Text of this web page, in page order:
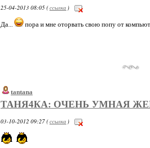
25-04-2013 08:05 (ссылка )
Да... пора и мне оторвать свою попу от
tantana
ТАНЯ4КА: ОЧЕНЬ УМНАЯ
03-10-2012 09:27 (ссылка )